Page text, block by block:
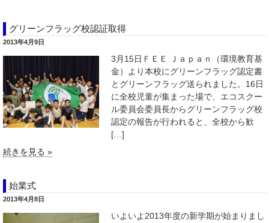
グリーンフラッグ校認証取得
2013年4月9日
3月15日ＦＥＥ Ｊａｐａｎ（環境教育基
金）より本校にグリーンフラッグ認定書
とグリーンフラッグ送られました。16日
に全校児童が集まった場で、エコスクー
ル委員会委員長からグリーンフラッグ校
認定の報告が行われると、全校から歓
[…]
続きを見る »
始業式
2013年4月8日
いよいよ2013年度の新学期が始まりまし